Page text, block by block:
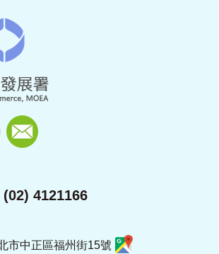
4121166
市中正區福州街15號